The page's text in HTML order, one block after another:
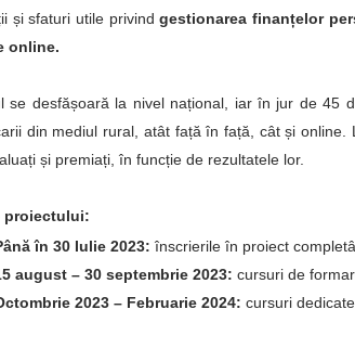
și sfaturi utile privindgestionarea finanțelor
online.
se desfășoară la nivel național, iar în jur de 45
din mediul rural, atât față în față, cât și
și premiați, în funcție de rezultatele lor.
proiectului:
în 30 Iulie 2023: înscrierile în proiect
august – 30 septembrie 2023: cursuri de
2023 – Februarie 2024: cursuri